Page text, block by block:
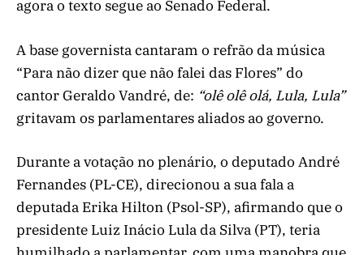
agora o texto segue ao Senado Federal.
A base governista cantaram o refrão da música
“Para não dizer que não falei das Flores” do
cantor Geraldo Vandré, de: “olê olê olá, Lula, Lula”
gritavam os parlamentares aliados ao governo.
Durante a votação no plenário, o deputado André
Fernandes (PL-CE), direcionou a sua fala a
deputada Erika Hilton (Psol-SP), afirmando que o
presidente Luiz Inácio Lula da Silva (PT), teria